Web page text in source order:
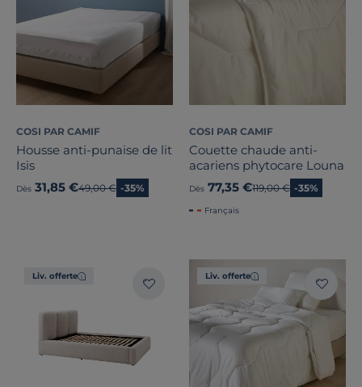
COSI PAR CAMIF
Housse anti-punaise de lit
Isis
Dès 31,85 €Ancien prix
49,00 € -35%
COSI PAR CAMIF
Couette chaude anti-
acariens phytocare Louna
Dès 77,35 €Ancien prix
119,00 € -35%
Français
Liv. offerte Liv. offerte